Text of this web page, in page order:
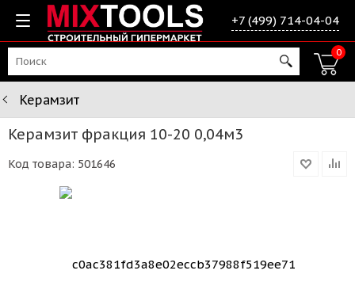
+7 (499) 714-04-04
0
Керамзит
Керамзит фракция 10-20 0,04м3
Код товара: 501646